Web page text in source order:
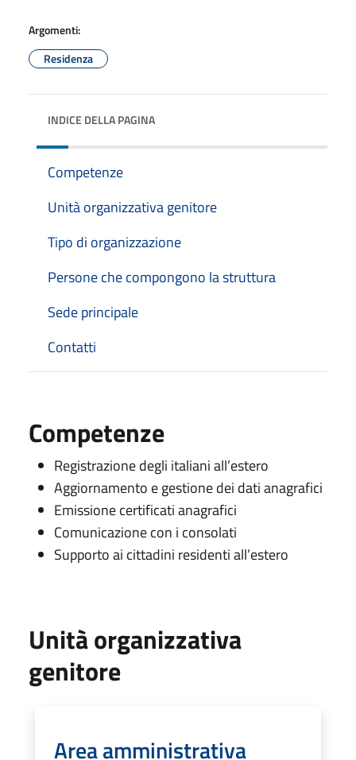
Argomenti:
Residenza
INDICE DELLA PAGINA
Competenze
Unità organizzativa genitore
Tipo di organizzazione
Persone che compongono la struttura
Sede principale
Contatti
Competenze
Registrazione degli italiani all’estero
Aggiornamento e gestione dei dati anagrafici
Emissione certificati anagrafici
Comunicazione con i consolati
Supporto ai cittadini residenti all’estero
Unità organizzativa
genitore
Area amministrativa